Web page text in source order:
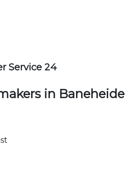
Service 24
in Baneheide